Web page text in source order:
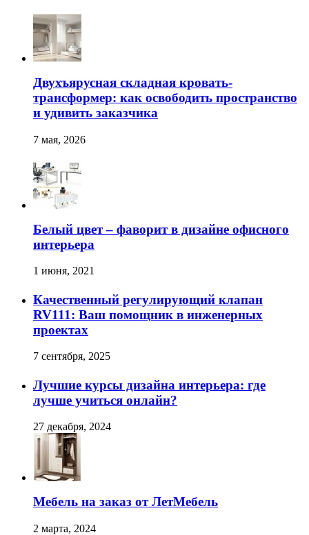
Двухъярусная складная кровать-
трансформер: как освободить пространство
и удивить заказчика
7 мая, 2026
Белый цвет – фаворит в дизайне офисного
интерьера
1 июня, 2021
Качественный регулирующий клапан
RV111: Ваш помощник в инженерных
проектах
7 сентября, 2025
Лучшие курсы дизайна интерьера: где
лучше учиться онлайн?
27 декабря, 2024
Мебель на заказ от ЛетМебель
2 марта, 2024